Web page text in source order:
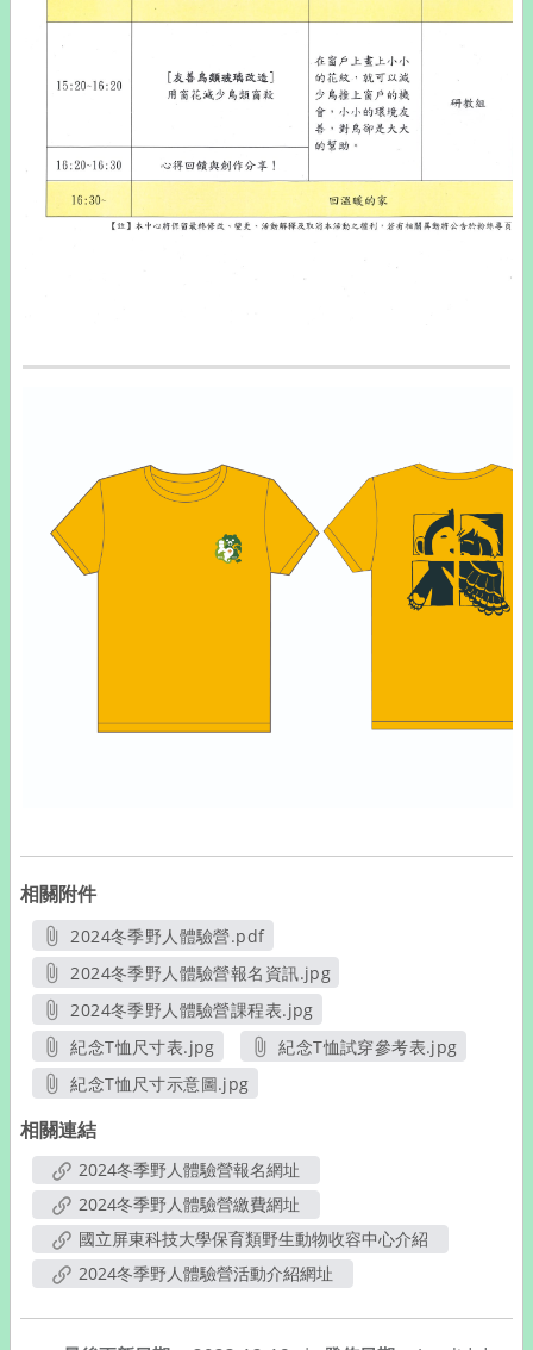
相關附件
2024冬季野人體驗營.pdf
另開新視窗
2024冬季野人體驗營報名資訊.jpg
另開新視窗
2024冬季野人體驗營課程表.jpg
另開新視窗
紀念T恤尺寸表.jpg
另開新視窗
紀念T恤試穿參考表.jpg
紀念T恤尺寸示意圖.jpg
相關連結
2024冬季野人體驗營報名網址
2024冬季野人體驗營繳費網址
國立屏東科技大學保育類野生動物收容中心介紹
2024冬季野人體驗營活動介紹網址